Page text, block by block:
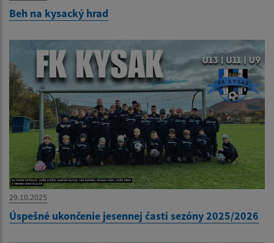
Beh na kysacký hrad
29.10.2025
Úspešné ukončenie jesennej časti sezóny 2025/2026